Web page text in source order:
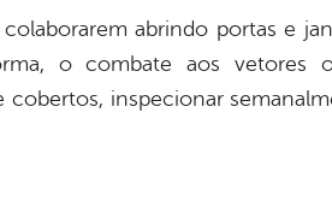
abrindo portas e
o combate aos vetores
inspecionar